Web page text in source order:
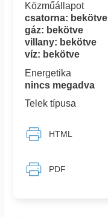
Közműállapot
csatorna: bekötve
gáz: bekötve
villany: bekötve
víz: bekötve
Energetika
nincs megadva
Telek típusa
HTML
PDF